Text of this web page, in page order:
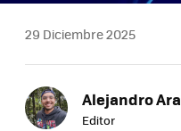
29 Diciembre 2025
Alejandro
Editor